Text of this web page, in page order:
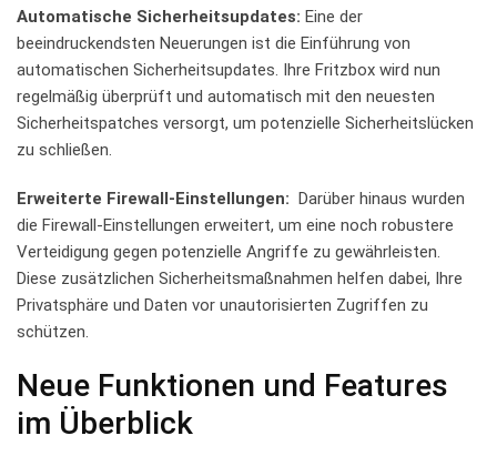
Automatische Sicherheitsupdates: Eine der
beeindruckendsten Neuerungen ist die Einführung⁤ von
automatischen Sicherheitsupdates. Ihre Fritzbox ⁢wird nun
‍regelmäßig überprüft und⁤ automatisch mit den neuesten
Sicherheitspatches ​versorgt,‍ um ‌potenzielle‌ Sicherheitslücken
zu​ schließen.
Erweiterte Firewall-Einstellungen: ⁤ Darüber⁣ hinaus wurden
die Firewall-Einstellungen erweitert,‌ um eine ⁣noch robustere ​
Verteidigung gegen potenzielle ⁣Angriffe zu gewährleisten.
‌Diese zusätzlichen Sicherheitsmaßnahmen helfen dabei,⁢ Ihre
⁤Privatsphäre und Daten⁢ vor unautorisierten Zugriffen zu
schützen.
Neue Funktionen ⁣und⁣ Features⁤
im ⁤Überblick